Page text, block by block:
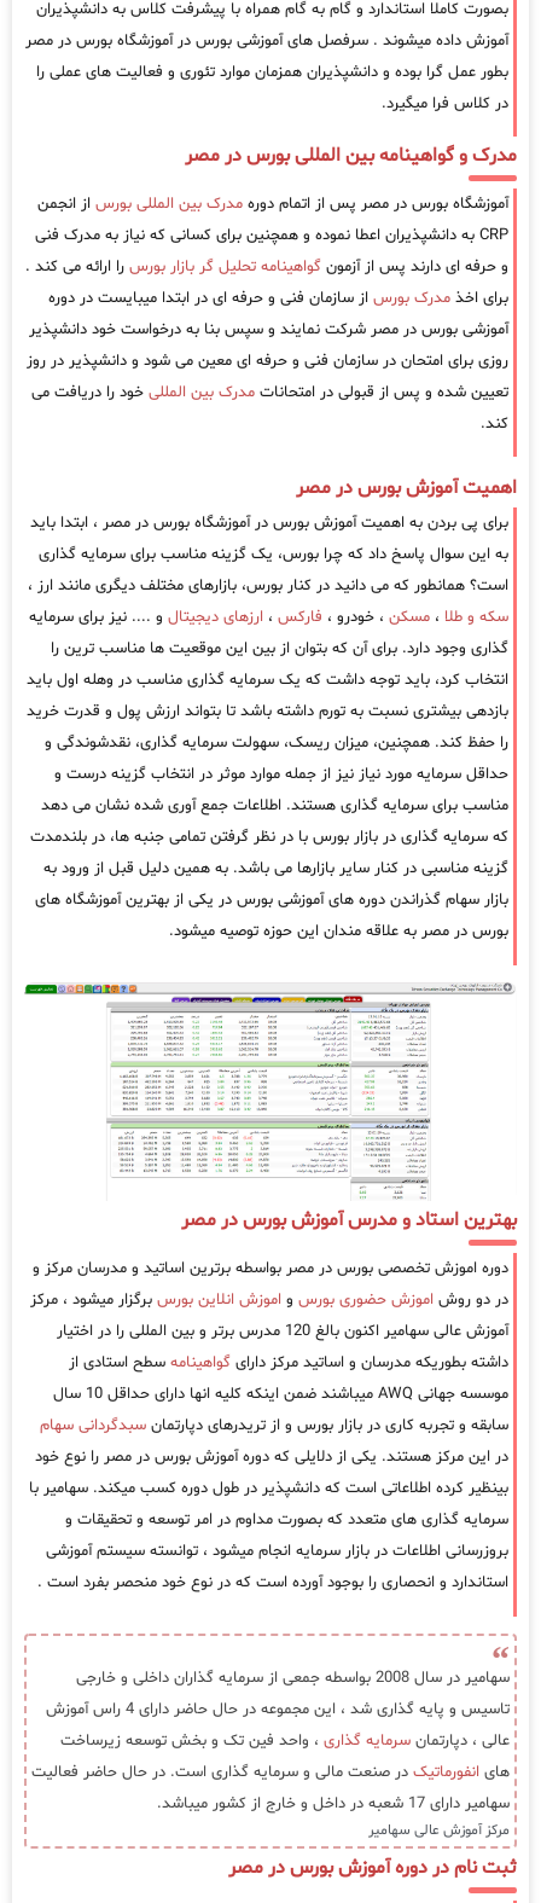
بصورت کاملا استاندارد و گام به گام همراه با پیشرفت کلاس به دانشپذیران
آموزش داده میشوند . سرفصل های آموزشی بورس در آموزشگاه بورس در مصر
بطور عمل گرا بوده و دانشپذیران همزمان موارد تئوری و فعالیت های عملی را
در کلاس فرا میگیرد.
مدرک و گواهینامه بین المللی بورس در مصر
آموزشگاه بورس در مصر پس از اتمام دوره مدرک بین المللی بورس از انجمن
CRP به دانشپذیران اعطا نموده و همچنین برای کسانی که نیاز به مدرک فنی
و حرفه ای دارند پس از آزمون گواهینامه تحلیل گر بازار بورس را ارائه می کند .
برای اخذ مدرک بورس از سازمان فنی و حرفه ای در ابتدا میبایست در دوره
آموزشی بورس در مصر شرکت نمایند و سپس بنا به درخواست خود دانشپذیر
روزی برای امتحان در سازمان فنی و حرفه ای معین می شود و دانشپذیر در روز
تعیین شده و پس از قبولی در امتحانات مدرک بین المللی خود را دریافت می
کند.
اهمیت آموزش بورس در مصر
برای پی بردن به اهمیت آموزش بورس در آموزشگاه بورس در مصر ، ابتدا باید
به این سوال پاسخ داد که چرا بورس، یک گزینه مناسب برای سرمایه گذاری
است؟ همانطور که می دانید در کنار بورس، بازارهای مختلف دیگری مانند ارز ،
سکه و طلا ، مسکن ، خودرو ، فارکس ، ارزهای دیجیتال و .... نیز برای سرمایه
گذاری وجود دارد. برای آن که بتوان از بین این موقعیت ها مناسب ترین را
انتخاب کرد، باید توجه داشت که یک سرمایه گذاری مناسب در وهله اول باید
بازدهی بیشتری نسبت به تورم داشته باشد تا بتواند ارزش پول و قدرت خرید
را حفظ کند. همچنین، میزان ریسک، سهولت سرمایه گذاری، نقدشوندگی و
حداقل سرمایه مورد نیاز نیز از جمله موارد موثر در انتخاب گزینه درست و
مناسب برای سرمایه گذاری هستند. اطلاعات جمع آوری شده نشان می دهد
که سرمایه گذاری در بازار بورس با در نظر گرفتن تمامی جنبه ها، در بلندمدت
گزینه مناسبی در کنار سایر بازارها می باشد. به همین دلیل قبل از ورود به
بازار سهام گذراندن دوره های آموزشی بورس در یکی از بهترین آموزشگاه های
بورس در مصر به علاقه مندان این حوزه توصیه میشود.
بهترین استاد و مدرس آموزش بورس در مصر
دوره اموزش تخصصی بورس در مصر بواسطه برترین اساتید و مدرسان مرکز و
در دو روش اموزش حضوری بورس و اموزش انلاین بورس برگزار میشود ، مرکز
آموزش عالی سهامیر اکنون بالغ 120 مدرس برتر و بین المللی را در اختیار
داشته بطوریکه مدرسان و اساتید مرکز دارای گواهینامه سطح استادی از
موسسه جهانی AWQ میباشند ضمن اینکه کلیه انها دارای حداقل 10 سال
سابقه و تجربه کاری در بازار بورس و از تریدرهای دپارتمان سبدگردانی سهام
در این مرکز هستند. یکی از دلایلی که دوره آموزش بورس در مصر را نوع خود
بینظیر کرده اطلاعاتی است که دانشپذیر در طول دوره کسب میکند. سهامیر با
سرمایه گذاری های متعدد که بصورت مداوم در امر توسعه و تحقیقات و
بروزرسانی اطلاعات در بازار سرمایه انجام میشود ، توانسته سیستم آموزشی
استاندارد و انحصاری را بوجود آورده است که در نوع خود منحصر بفرد است .
سهامیر در سال 2008 بواسطه جمعی از سرمایه گذاران داخلی و خارجی
تاسیس و پایه گذاری شد ، این مجموعه در حال حاضر دارای 4 راس آموزش
عالی ، دپارتمان سرمایه گذاری ، واحد فین تک و بخش توسعه زیرساخت
های انفورماتیک در صنعت مالی و سرمایه گذاری است. در حال حاضر فعالیت
سهامیر دارای 17 شعبه در داخل و خارج از کشور میباشد.
مرکز آموزش عالی سهامیر
ثبت نام در دوره آموزش بورس در مصر